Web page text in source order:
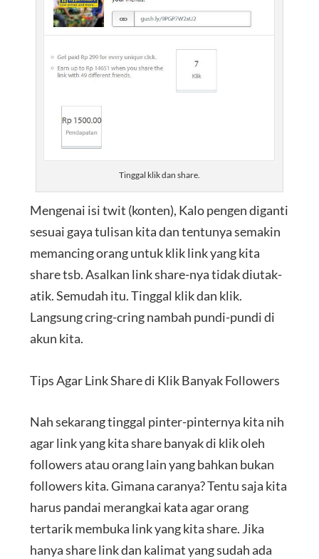
Tinggal klik dan share.
Mengenai isi twit (konten), Kalo pengen diganti
sesuai gaya tulisan kita dan tentunya semakin
memancing orang untuk klik link yang kita
share tsb. Asalkan link share-nya tidak diutak-
atik. Semudah itu. Tinggal klik dan klik.
Langsung cring-cring nambah pundi-pundi di
akun kita.
Tips Agar Link Share di Klik Banyak Followers
Nah sekarang tinggal pinter-pinternya kita nih
agar link yang kita share banyak di klik oleh
followers atau orang lain yang bahkan bukan
followers kita. Gimana caranya? Tentu saja kita
harus pandai merangkai kata agar orang
tertarik membuka link yang kita share. Jika
hanya share link dan kalimat yang sudah ada